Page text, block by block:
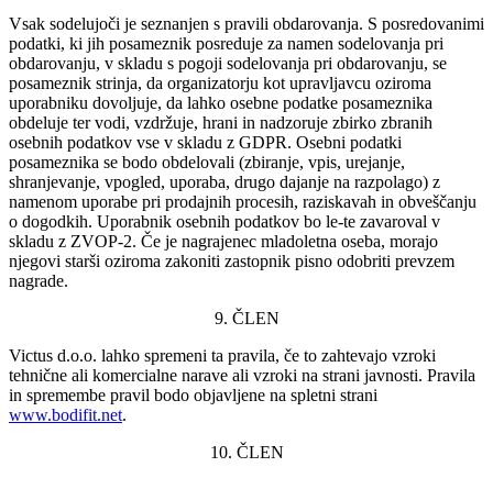
Vsak sodelujoči je seznanjen s pravili obdarovanja. S posredovanimi
podatki, ki jih posameznik posreduje za namen sodelovanja pri
obdarovanju, v skladu s pogoji sodelovanja pri obdarovanju, se
posameznik strinja, da organizatorju kot upravljavcu oziroma
uporabniku dovoljuje, da lahko osebne podatke posameznika
obdeluje ter vodi, vzdržuje, hrani in nadzoruje zbirko zbranih
osebnih podatkov vse v skladu z GDPR. Osebni podatki
posameznika se bodo obdelovali (zbiranje, vpis, urejanje,
shranjevanje, vpogled, uporaba, drugo dajanje na razpolago) z
namenom uporabe pri prodajnih procesih, raziskavah in obveščanju
o dogodkih. Uporabnik osebnih podatkov bo le-te zavaroval v
skladu z ZVOP-2. Če je nagrajenec mladoletna oseba, morajo
njegovi starši oziroma zakoniti zastopnik pisno odobriti prevzem
nagrade.
9. ČLEN
Victus d.o.o. lahko spremeni ta pravila, če to zahtevajo vzroki
tehnične ali komercialne narave ali vzroki na strani javnosti. Pravila
in spremembe pravil bodo objavljene na spletni strani
www.bodifit.net.
10. ČLEN